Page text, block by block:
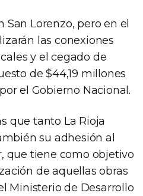
Lorenzo, pero en el
las conexiones
y el cegado de
de $44,19 millones
el Gobierno Nacional.
que tanto La Rioja
su adhesión al
que tiene como objetivo
de aquellas obras
Ministerio de Desarrollo